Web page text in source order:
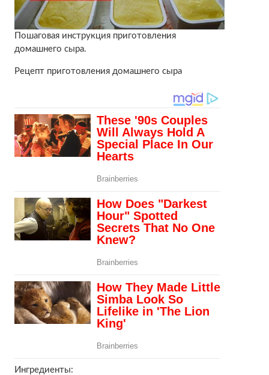
Пошаговая инструкция приготовления
домашнего сыра.
Рецепт приготовления домашнего сыра
Ингредиенты: